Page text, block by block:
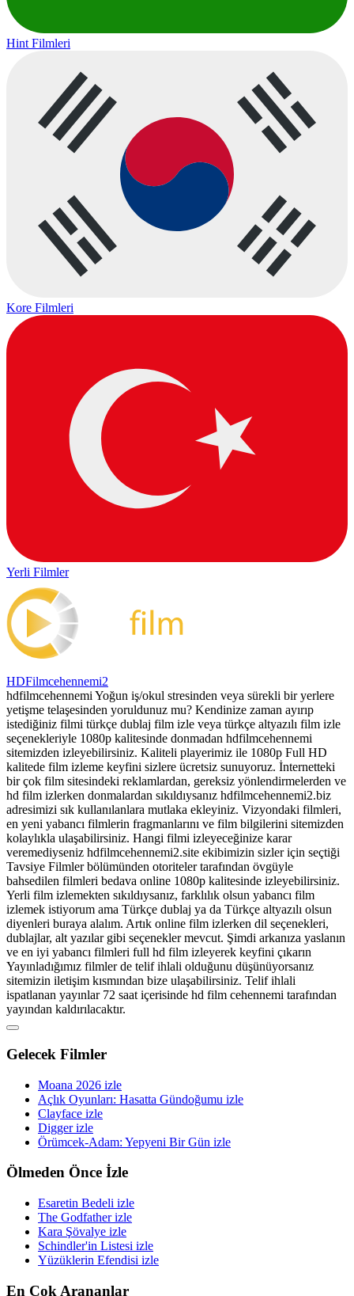
Hint Filmleri
Kore Filmleri
Yerli Filmler
HDFilmcehennemi2
hdfilmcehennemi Yoğun iş/okul stresinden veya sürekli bir yerlere
yetişme telaşesinden yoruldunuz mu? Kendinize zaman ayırıp
istediğiniz filmi türkçe dublaj film izle veya türkçe altyazılı film izle
seçenekleriyle 1080p kalitesinde donmadan hdfilmcehennemi
sitemizden izleyebilirsiniz. Kaliteli playerimiz ile 1080p Full HD
kalitede film izleme keyfini sizlere ücretsiz sunuyoruz. İnternetteki
bir çok film sitesindeki reklamlardan, gereksiz yönlendirmelerden ve
hd film izlerken donmalardan sıkıldıysanız hdfilmcehennemi2.biz
adresimizi sık kullanılanlara mutlaka ekleyiniz. Vizyondaki filmleri,
en yeni yabancı filmlerin fragmanlarını ve film bilgilerini sitemizden
kolaylıkla ulaşabilirsiniz. Hangi filmi izleyeceğinize karar
veremediyseniz hdfilmcehennemi2.site ekibimizin sizler için seçtiği
Tavsiye Filmler bölümünden otoriteler tarafından övgüyle
bahsedilen filmleri bedava online 1080p kalitesinde izleyebilirsiniz.
Yerli film izlemekten sıkıldıysanız, farklılık olsun yabancı film
izlemek istiyorum ama Türkçe dublaj ya da Türkçe altyazılı olsun
diyenleri buraya alalım. Artık online film izlerken dil seçenekleri,
dublajlar, alt yazılar gibi seçenekler mevcut. Şimdi arkanıza yaslanın
ve en iyi yabancı filmleri full hd film izleyerek keyfini çıkarın
Yayınladığımız filmler de telif ihlali olduğunu düşünüyorsanız
sitemizin iletişim kısmından bize ulaşabilirsiniz. Telif ihlali
ispatlanan yayınlar 72 saat içerisinde hd film cehennemi tarafından
yayından kaldırılacaktır.
Gelecek Filmler
Moana 2026 izle
Açlık Oyunları: Hasatta Gündoğumu izle
Clayface izle
Digger izle
Örümcek-Adam: Yepyeni Bir Gün izle
Ölmeden Önce İzle
Esaretin Bedeli izle
The Godfather izle
Kara Şövalye izle
Schindler'in Listesi izle
Yüzüklerin Efendisi izle
En Çok Arananlar